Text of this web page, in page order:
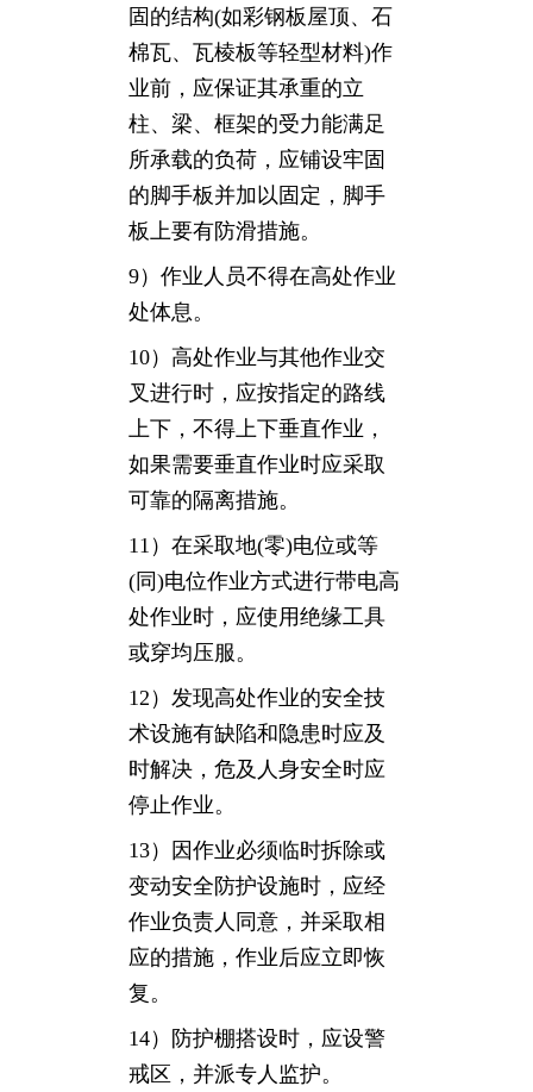
固的结构(如彩钢板屋顶、石
棉瓦、瓦棱板等轻型材料)作
业前，应保证其承重的立
柱、梁、框架的受力能满足
所承载的负荷，应铺设牢固
的脚手板并加以固定，脚手
板上要有防滑措施。
9）作业人员不得在高处作业
处体息。
10）高处作业与其他作业交
叉进行时，应按指定的路线
上下，不得上下垂直作业，
如果需要垂直作业时应采取
可靠的隔离措施。
11）在采取地(零)电位或等
(同)电位作业方式进行带电高
处作业时，应使用绝缘工具
或穿均压服。
12）发现高处作业的安全技
术设施有缺陷和隐患时应及
时解决，危及人身安全时应
停止作业。
13）因作业必须临时拆除或
变动安全防护设施时，应经
作业负责人同意，并采取相
应的措施，作业后应立即恢
复。
14）防护棚搭设时，应设警
戒区，并派专人监护。